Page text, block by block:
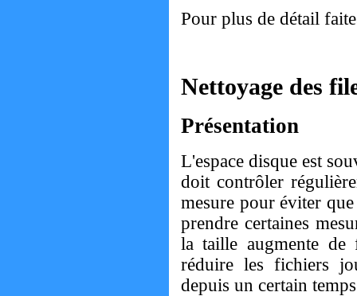
Pour plus de détail
Nettoyage des
Présentation
L'espace disque est
doit contrôler
mesure pour éviter
prendre certaines
la taille augmente
réduire les fichiers
depuis un certain